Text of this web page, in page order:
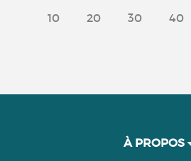
10 20 30 40
À PROPOS